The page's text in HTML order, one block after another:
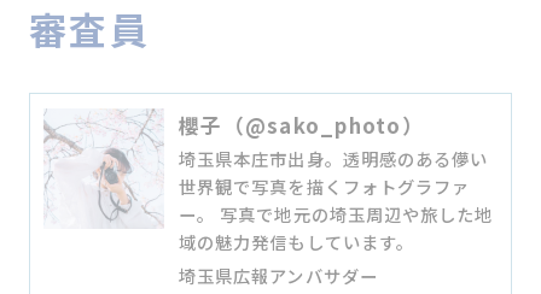
審査員
櫻子（@sako_photo）
埼玉県本庄市出身。透明感のある儚い
世界観で写真を描くフォトグラファ
ー。 写真で地元の埼玉周辺や旅した地
域の魅力発信もしています。
埼玉県広報アンバサダー